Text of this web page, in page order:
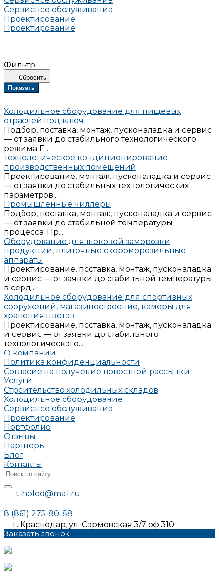
Сервисное обслуживание
Проектирование
Проектирование
Фильтр
Сбросить
Показать
Холодильное оборудование для пищевых
отраслей под ключ
Подбор, поставка, монтаж, пусконаладка и сервис
— от заявки до стабильного технологического
режима П...
Технологическое кондиционирование
производственных помещений
Проектирование, монтаж, пусконаладка и сервис
— от заявки до стабильных технологических
параметров...
Промышленные чиллеры
Подбор, поставка, монтаж, пусконаладка и сервис
— от заявки до стабильной температуры
процесса. Пр...
Оборудование для шоковой заморозки
продукции, плиточные скороморозильные
аппараты
Проектирование, поставка, монтаж, пусконаладка
и сервис — от заявки до стабильной температуры
в серд...
Холодильное оборудование для спортивных
сооружений, магазиностроение, камеры для
хранения цветов
Проектирование, поставка, монтаж, пусконаладка
и сервис — от заявки до стабильного
технологического...
О компании
Политика конфиденциальности
Согласие на получение новостной рассылки
Услуги
Строительство холодильных складов
Холодильное оборудование
Сервисное обслуживание
Проектирование
Портфолио
Отзывы
Партнеры
Блог
Контакты
t-holod@mail.ru
8 (861) 275-80-88
г. Краснодар, ул. Сормовская 3/7 оф.310
Заказать звонок